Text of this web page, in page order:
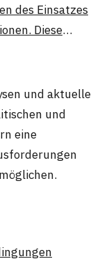
des Einsatzes
Diese
und aktuelle
und
eine